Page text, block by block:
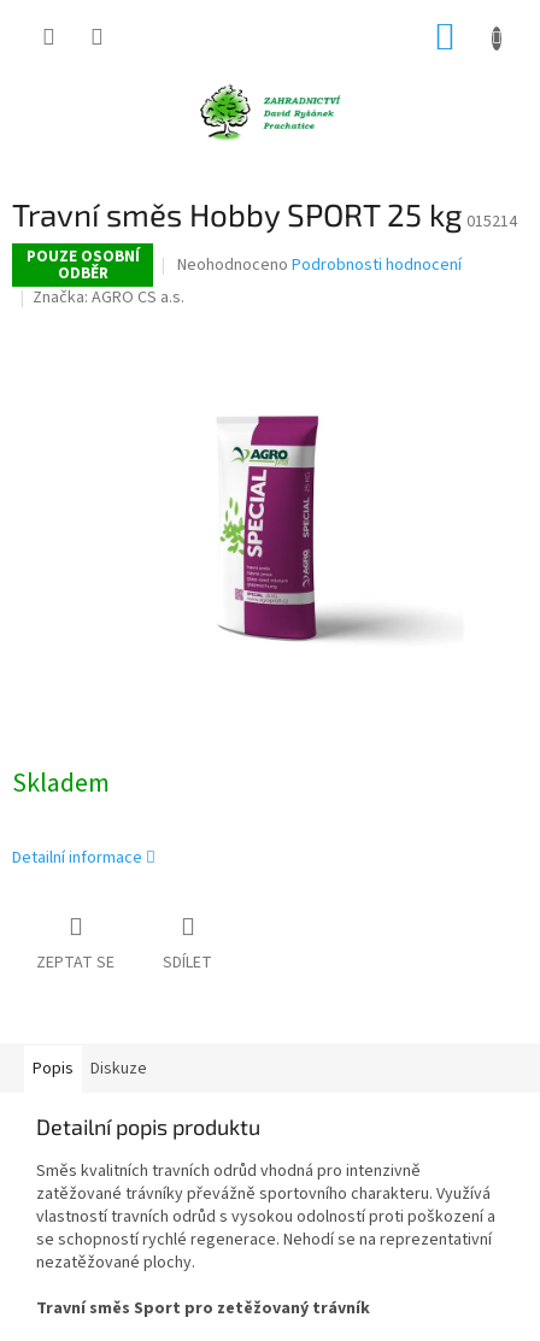
Travní směs Hobby SPORT 25 kg 015214
POUZE OSOBNÍ
ODBĚR
Průměrné
produktu
hvězdiček.
Neohodnoceno Podrobnosti hodnocení
Značka: AGRO CS a.s.
Skladem
Detailní informace
ZEPTAT SE SDÍLET
Popis Diskuze
Detailní popis produktu
Směs kvalitních travních odrůd vhodná pro intenzivně
zatěžované trávníky převážně sportovního charakteru. Využívá
vlastností travních odrůd s vysokou odolností proti poškození a
se schopností rychlé regenerace. Nehodí se na reprezentativní
nezatěžované plochy.
Travní směs Sport pro zetěžovaný trávník